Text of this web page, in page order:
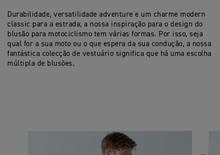
Durabilidade, versatilidade adventure e um charme modern
classic para a estrada; a nossa inspiração para o design do
blusão para motociclismo tem várias formas. Por isso, seja
qual for a sua moto ou o que espera da sua condução, a nossa
fantástica colecção de vestuário significa que há uma escolha
múltipla de blusões.